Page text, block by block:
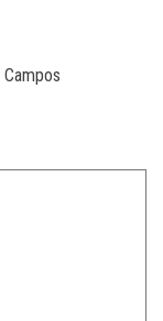
Campos